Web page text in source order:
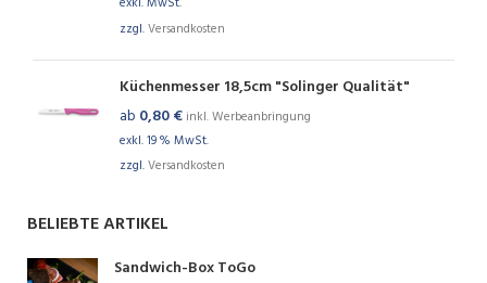
zzgl.Versandkosten
Küchenmesser 18,5cm "Solinger Qualität"
ab 0,80€ inkl. Werbeanbringung
exkl. 19 % MwSt.
zzgl.Versandkosten
BELIEBTE ARTIKEL
Sandwich-Box ToGo